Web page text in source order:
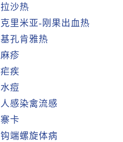
拉沙热
克里米亚‑刚果出血热
基孔肯雅热
麻疹
疟疾
水痘
人感染禽流感
寨卡
钩端螺旋体病